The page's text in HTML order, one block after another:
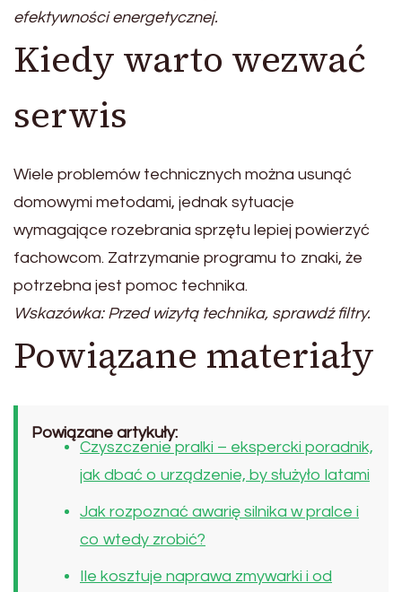
efektywności energetycznej.
Kiedy warto wezwać
serwis
Wiele problemów technicznych można usunąć
domowymi metodami, jednak sytuacje
wymagające rozebrania sprzętu lepiej powierzyć
fachowcom. Zatrzymanie programu to znaki, że
potrzebna jest pomoc technika.
Wskazówka: Przed wizytą technika, sprawdź filtry.
Powiązane materiały
Powiązane artykuły:
Czyszczenie pralki – ekspercki poradnik,
jak dbać o urządzenie, by służyło latami
Jak rozpoznać awarię silnika w pralce i
co wtedy zrobić?
Ile kosztuje naprawa zmywarki i od